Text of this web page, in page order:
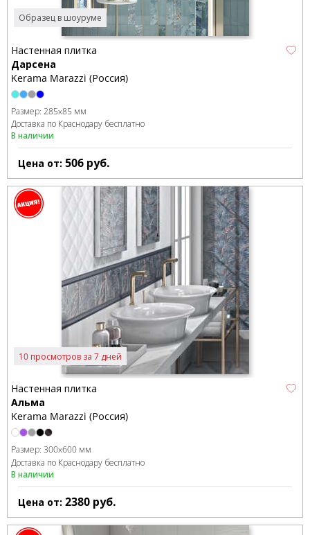
Образец в шоуруме
Настенная плитка
Дарсена
Kerama Marazzi (Россия)
Размер: 285x85 мм
Доставка по Краснодару бесплатно
В наличии
Цена от: 506 руб.
10 просмотров за 7 дней
Настенная плитка
Альма
Kerama Marazzi (Россия)
Размер: 300x600 мм
Доставка по Краснодару бесплатно
В наличии
Цена от: 2380 руб.